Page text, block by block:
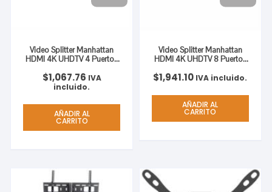
Video Splitter Manhattan
HDMI 4K UHDTV 4 Puertos
$1,067.76 IVA
incluido.
AÑADIR AL
CARRITO
Video Splitter Manhattan
HDMI 4K UHDTV 8 Puertos
$1,941.10 IVA incluido.
AÑADIR AL
CARRITO